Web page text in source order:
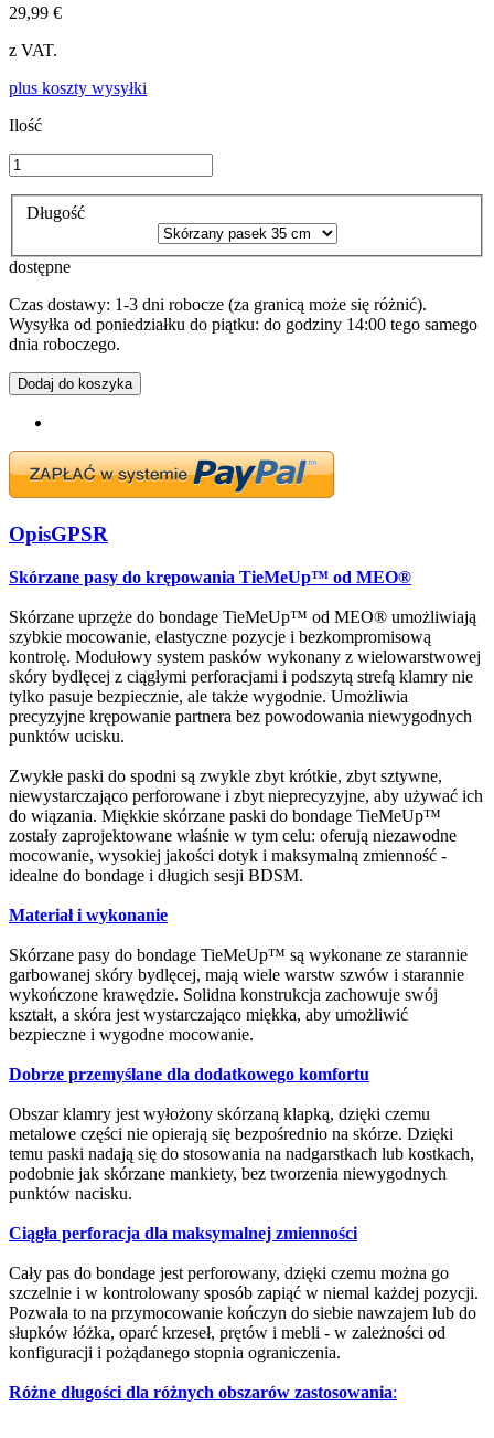
29,99 €
z VAT.
plus koszty wysyłki
Ilość
Długość
dostępne
Czas dostawy: 1-3 dni robocze (za granicą może się różnić).
Wysyłka od poniedziałku do piątku: do godziny 14:00 tego samego
dnia roboczego.
Dodaj do koszyka
OpisGPSR
Skórzane pasy do krępowania TieMeUp™ od MEO®
Skórzane uprzęże do bondage TieMeUp™ od MEO® umożliwiają
szybkie mocowanie, elastyczne pozycje i bezkompromisową
kontrolę. Modułowy system pasków wykonany z wielowarstwowej
skóry bydlęcej z ciągłymi perforacjami i podszytą strefą klamry nie
tylko pasuje bezpiecznie, ale także wygodnie. Umożliwia
precyzyjne krępowanie partnera bez powodowania niewygodnych
punktów ucisku.
Zwykłe paski do spodni są zwykle zbyt krótkie, zbyt sztywne,
niewystarczająco perforowane i zbyt nieprecyzyjne, aby używać ich
do wiązania. Miękkie skórzane paski do bondage TieMeUp™
zostały zaprojektowane właśnie w tym celu: oferują niezawodne
mocowanie, wysokiej jakości dotyk i maksymalną zmienność -
idealne do bondage i długich sesji BDSM.
Materiał i wykonanie
Skórzane pasy do bondage TieMeUp™ są wykonane ze starannie
garbowanej skóry bydlęcej, mają wiele warstw szwów i starannie
wykończone krawędzie. Solidna konstrukcja zachowuje swój
kształt, a skóra jest wystarczająco miękka, aby umożliwić
bezpieczne i wygodne mocowanie.
Dobrze przemyślane dla dodatkowego komfortu
Obszar klamry jest wyłożony skórzaną klapką, dzięki czemu
metalowe części nie opierają się bezpośrednio na skórze. Dzięki
temu paski nadają się do stosowania na nadgarstkach lub kostkach,
podobnie jak skórzane mankiety, bez tworzenia niewygodnych
punktów nacisku.
Ciągła perforacja dla maksymalnej zmienności
Cały pas do bondage jest perforowany, dzięki czemu można go
szczelnie i w kontrolowany sposób zapiąć w niemal każdej pozycji.
Pozwala to na przymocowanie kończyn do siebie nawzajem lub do
słupków łóżka, oparć krzeseł, prętów i mebli - w zależności od
konfiguracji i pożądanego stopnia ograniczenia.
Różne długości dla różnych obszarów zastosowania: